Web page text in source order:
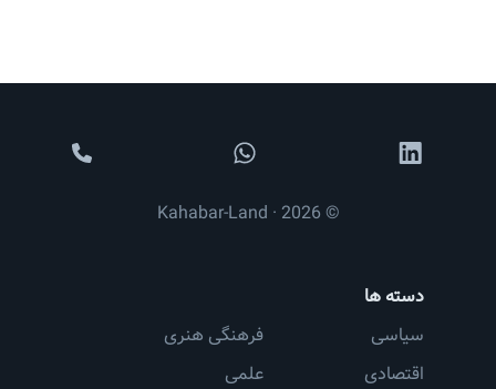
دسته ها
سیاسی
اقتصادی
فرهنگی هنری
علمی
© 2026 · Kahabar-Land